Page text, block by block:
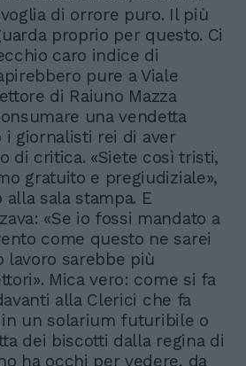
di orrore puro. Il più
proprio per questo. Ci
caro indice di
pure a Viale
di Raiuno Mazza
una vendetta
i giornalisti rei di aver
di critica. «Siete così tristi,
gratuito e pregiudiziale»,
sala stampa. E
«Se io fossi mandato a
come questo ne sarei
lavoro sarebbe più
Mica vero: come si fa
alla Clerici che fa
un solarium futuribile o
dei biscotti dalla regina di
ha occhi per vedere, da